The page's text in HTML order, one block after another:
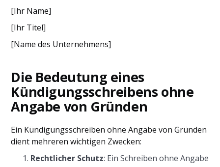
[Ihr Name]
[Ihr Titel]
[Name des Unternehmens]
Die Bedeutung eines
Kündigungsschreibens ohne
Angabe von Gründen
Ein Kündigungsschreiben ohne Angabe von Gründen
dient mehreren wichtigen Zwecken:
Rechtlicher Schutz: Ein Schreiben ohne Angabe